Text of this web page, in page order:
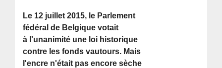
Le 12 juillet 2015, le Parlement
fédéral de Belgique votait
à l'unanimité une loi historique
contre les fonds vautours. Mais
l'encre n'était pas encore sèche